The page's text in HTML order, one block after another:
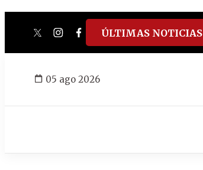
twitterinstagram
facebook
tiktokyoutube
spotify
ÚLTIMAS NOTICIAS
05 ago 2026